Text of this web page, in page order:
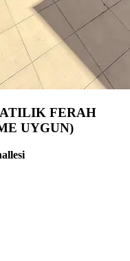
FERAH
UYGUN)